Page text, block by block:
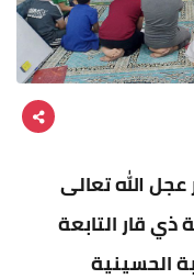
عجل الله تعالى
قار التابعة
الحسينية